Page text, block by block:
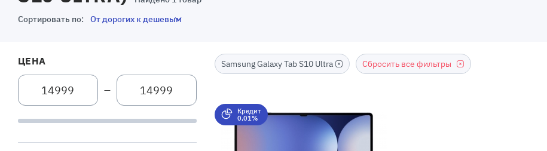
Сортировать по:
Samsung Galaxy Tab S10 Ultra Сбросить все фильтры
Кредит
0,01%
ЦЕНА
—